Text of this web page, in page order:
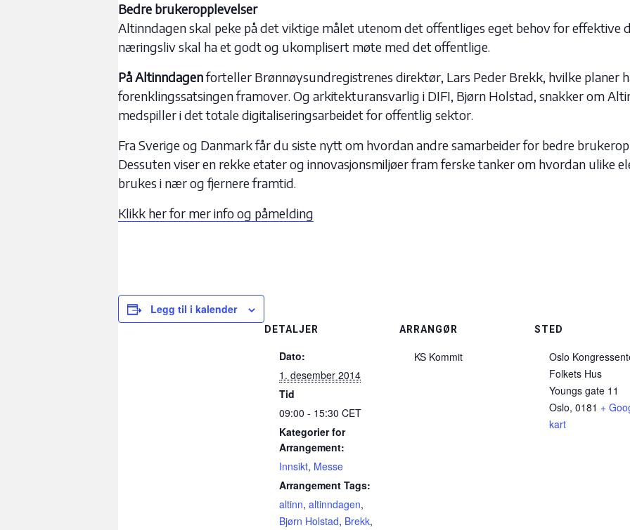
Bedre brukeropplevelser
Altinndagen skal peke på det viktige målet utenom det offentliges eget behov for effektive
næringsliv skal ha et godt og ukomplisert møte med det offentlige.
På Altinndagenforteller Brønnøysundregistrenes direktør, Lars Peder Brekk, hvilke planer
forenklingssatsingen framover. Og arkitekturansvarlig i DIFI, Bjørn Holstad, snakker om
medspiller i det totale digitaliseringsarbeidet for offentlig sektor.
Fra Sverige og Danmark får du siste nytt om hvordan andre samarbeider for bedre
Dessuten viser en rekke etater og innovasjonsmiljøer fram ferske tanker om hvordan ulike
brukes i nær og fjernere framtid.
Klikk her for mer info og påmelding
Legg til i kalender
DETALJER
Dato:
1. desember 2014
Tid
09:00 - 15:30 CET
Kategorier for
Arrangement:
Innsikt, Messe
Arrangement Tags:
altinn, altinndagen,
Bjørn Holstad, Brekk,
ARRANGØR
KS Kommit
STED
Oslo
Folkets Hus
Youngs gate 11
Oslo, 0181 +
kart